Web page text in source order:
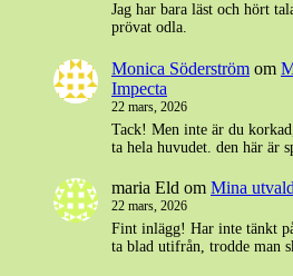
Jag har bara läst och hört
prövat odla.
Monica Söderström om
Impecta
22 mars, 2026
Tack! Men inte är du
ta hela huvudet. den här är
maria Eld om Mina
22 mars, 2026
Fint inlägg! Har inte tänkt
ta blad utifrån, trodde man